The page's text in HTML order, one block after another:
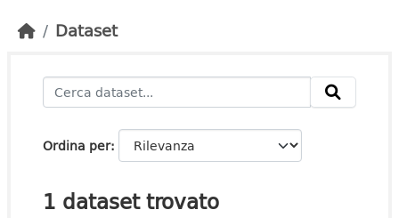
Dataset
Ordina per
1 dataset trovato